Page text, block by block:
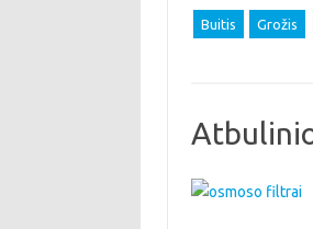
Buitis Grožis